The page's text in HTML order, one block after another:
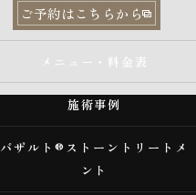
ご予約はこちらから
メニュー・料金表
施術事例
バザルト®ストーントリートメ
ント